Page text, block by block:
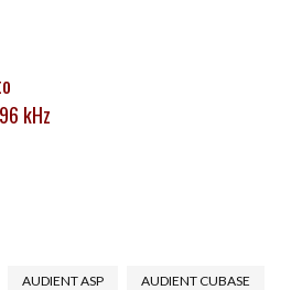
kHz
AUDIENT ASP AUDIENT CUBASE